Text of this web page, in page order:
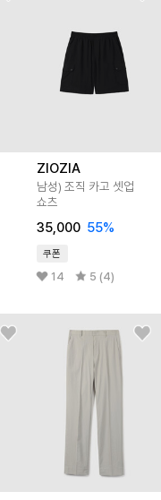
ZIOZIA
남성) 조직 카고 셋업
쇼츠
35,000 55%
쿠폰
14 5 (4)